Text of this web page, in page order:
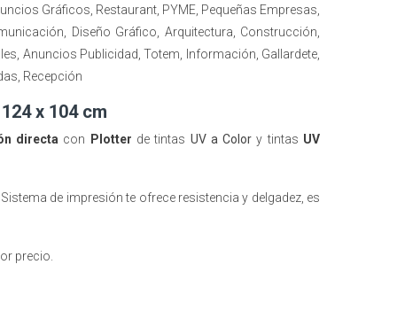
Gráficos, Restaurant, PYME, Pequeñas Empresas,
Diseño Gráfico, Arquitectura, Construcción,
Anuncios Publicidad, Totem, Información, Gallardete,
Recepción
x 104 cm
directa con Plotter de tintas UV a Colory tintas UV
de impresión te ofrece resistencia y delgadez, es
precio.